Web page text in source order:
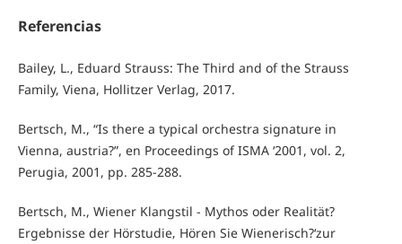
Referencias
Bailey, L., Eduard Strauss: The Third and of the Strauss
Family, Viena, Hollitzer Verlag, 2017.
Bertsch, M., “Is there a typical orchestra signature in
Vienna, austria?”, en Proceedings of ISMA ‘2001, vol. 2,
Perugia, 2001, pp. 285-288.
Bertsch, M., Wiener Klangstil - Mythos oder Realität?
Ergebnisse der Hörstudie‚ Hören Sie Wienerisch?‘zur